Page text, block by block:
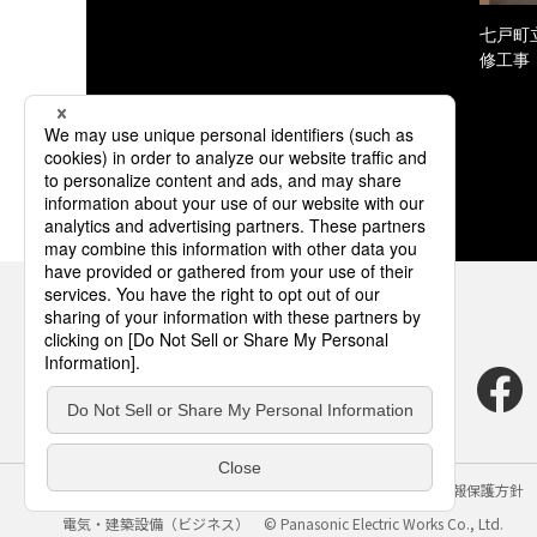
七戸町
修工事
サイトのご利用にあたって クッキーポリシー
個人情報保護方針
電気・建築設備（ビジネス）
© Panasonic Electric Works Co., Ltd.